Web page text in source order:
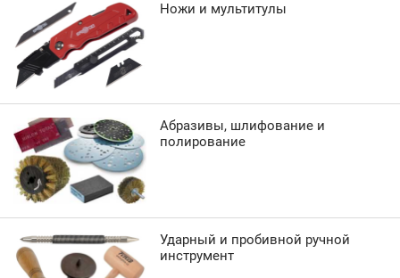
Ножи и мультитулы
Абразивы, шлифование и
полирование
Ударный и пробивной ручной
инструмент